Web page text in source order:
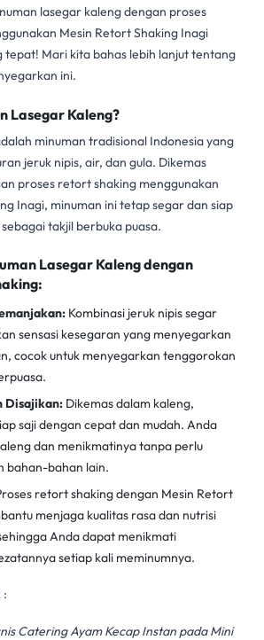
lasegar kaleng dengan proses
Mesin Retort Shaking Inagi
tepat! Mari kita bahas lebih lanjut tentang
ini.
Lasegar Kaleng?
minuman tradisional Indonesia yang
jeruk nipis, air, dan gula. Dikemas
proses retort shaking menggunakan
Inagi, minuman ini tetap segar dan siap
takjil berbuka puasa.
Lasegar Kaleng dengan
Kombinasi jeruk nipis segar
sensasi kesegaran yang menyegarkan
cocok untuk menyegarkan tenggorokan
Disajikan: Dikemas dalam kaleng,
saji dengan cepat dan mudah. Anda
dan menikmatinya tanpa perlu
bahan-bahan lain.
retort shaking dengan Mesin Retort
menjaga kualitas rasa dan nutrisi
Anda dapat menikmati
setiap kali meminumnya.
:
Catering Ayam Kecap Instan pada Mini